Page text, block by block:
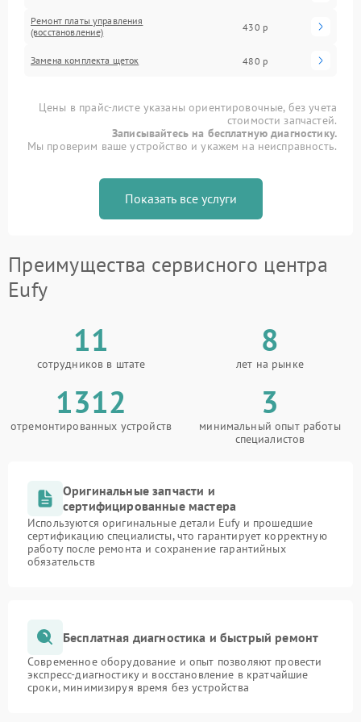
Ремонт платы управления
(восстановление)
430 р
Замена комплекта щеток 480 р
Цены в прайс-листе указаны ориентировочные, без учета
стоимости запчастей.
Записывайтесь на бесплатную диагностику.
Мы проверим ваше устройство и укажем на неисправность.
Показать все услуги
Преимущества сервисного центра
Eufy
11
сотрудников в штате
8
лет на рынке
1312
отремонтированных устройств
3
минимальный опыт работы
специалистов
Оригинальные запчасти и
сертифицированные мастера
Используются оригинальные детали Eufy и прошедшие
сертификацию специалисты, что гарантирует корректную
работу после ремонта и сохранение гарантийных
обязательств
Бесплатная диагностика и быстрый ремонт
Современное оборудование и опыт позволяют провести
экспресс-диагностику и восстановление в кратчайшие
сроки, минимизируя время без устройства